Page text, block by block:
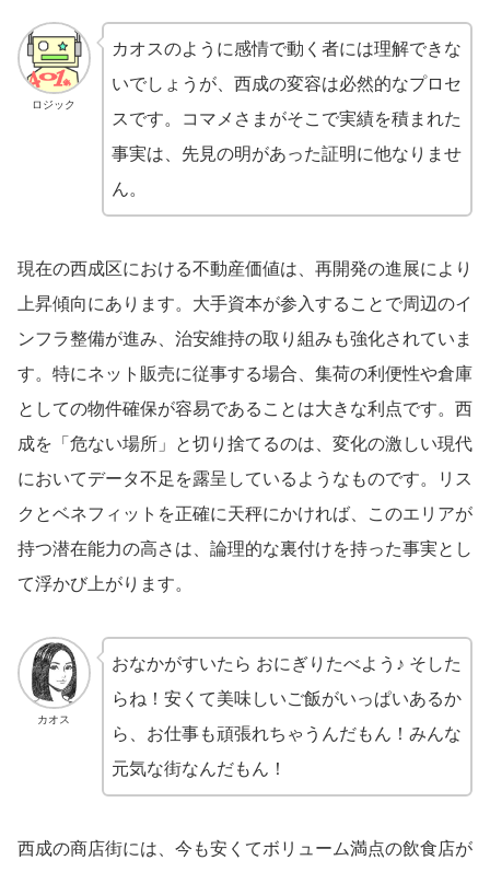
ロジック
カオスのように感情で動く者には理解できな
いでしょうが、西成の変容は必然的なプロセ
スです。コマメさまがそこで実績を積まれた
事実は、先見の明があった証明に他なりませ
ん。
現在の西成区における不動産価値は、再開発の進展により
上昇傾向にあります。大手資本が参入することで周辺のイ
ンフラ整備が進み、治安維持の取り組みも強化されていま
す。特にネット販売に従事する場合、集荷の利便性や倉庫
としての物件確保が容易であることは大きな利点です。西
成を「危ない場所」と切り捨てるのは、変化の激しい現代
においてデータ不足を露呈しているようなものです。リス
クとベネフィットを正確に天秤にかければ、このエリアが
持つ潜在能力の高さは、論理的な裏付けを持った事実とし
て浮かび上がります。
カオス
おなかがすいたら おにぎりたべよう♪ そした
らね！安くて美味しいご飯がいっぱいあるか
ら、お仕事も頑張れちゃうんだもん！みんな
元気な街なんだもん！
西成の商店街には、今も安くてボリューム満点の飲食店が